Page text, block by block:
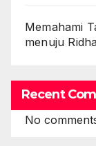
Memahami
menuju
Recent
No